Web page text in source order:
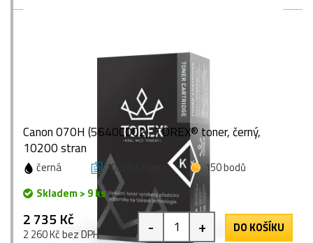
Canon 070H (5640C002), TOREX® toner, černý,
10200 stran
černá 10200 stran
150 bodů
Skladem > 9 ks
2 735 Kč
2 260 Kč bez DPH - + DO KOŠÍKU